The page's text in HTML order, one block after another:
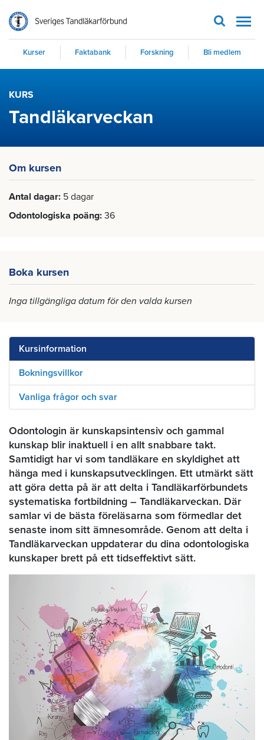
Kurser Faktabank Forskning Bli medlem
KURS
Tandläkarveckan
Om kursen
Antal dagar 5 dagar
Odontologiska poäng 36
Boka kursen
Inga tillgängliga datum för den valda kursen
Kursinformation
Bokningsvillkor
Vanliga frågor och svar
Odontologin är kunskapsintensiv och gammal
kunskap blir inaktuell i en allt snabbare takt.
Samtidigt har vi som tandläkare en skyldighet att
hänga med i kunskapsutvecklingen. Ett utmärkt sätt
att göra detta på är att delta i Tandläkarförbundets
systematiska fortbildning – Tandläkarveckan. Där
samlar vi de bästa föreläsarna som förmedlar det
senaste inom sitt ämnesområde. Genom att delta i
Tandläkarveckan uppdaterar du dina odontologiska
kunskaper brett på ett tidseffektivt sätt.